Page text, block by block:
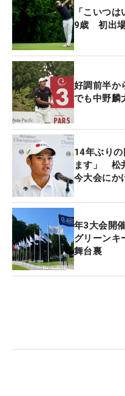
「こいつ
9歳 初出場
好調前半
でも中野麟
14年ぶり
ます」 松
今大会にか
年3大会開
グリーンキ
舞台裏